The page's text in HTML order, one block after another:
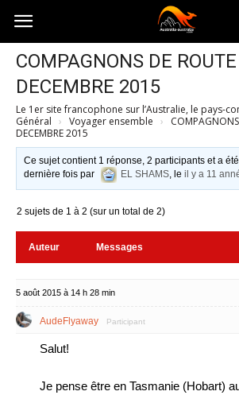
Australia-
australie.com
COMPAGNONS DE
DECEMBRE 2015
Le 1er site francophone sur l’Australie, le pays-
Général › Voyager ensemble ›
DECEMBRE 2015
Ce sujet contient 1 réponse, 2 participants et a
dernière fois par
EL SHAMS, leil y a 11
2 sujets de 1 à 2 (sur un total de 2)
Auteur Messages
5 août 2015 à 14 h 28 min
AudeFlyaway Participant
Salut!
Je pense être en Tasmanie (Hobart)